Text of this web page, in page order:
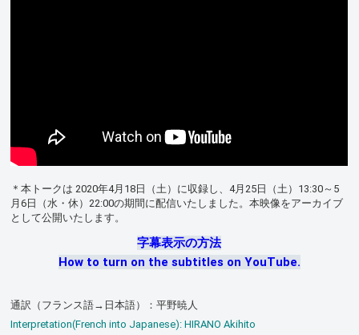
＊本トークは 2020年4月18日（土）に収録し、4月25日（土）13:30～5
月6日（水・休）22:00の期間に配信いたしました。本映像をアーカイブ
として公開いたします。
字幕表示の方法
How to turn on the subtitles on YouTube.
通訳（フランス語→日本語）：平野暁人
Interpretation(French into Japanese): HIRANO Akihito